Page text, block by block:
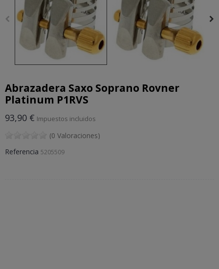
Abrazadera Saxo Soprano Rovner
Platinum P1RVS
93,90 € Impuestos incluidos
(0 Valoraciones)
Referencia 5205509